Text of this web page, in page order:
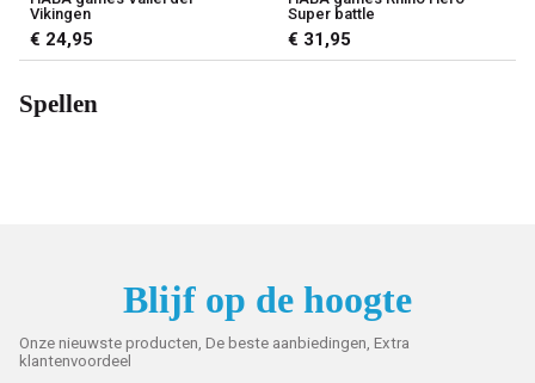
Vikingen
€ 24,95
Super battle
€ 31,95
Spellen
Blijf op de hoogte
Onze nieuwste producten, De beste aanbiedingen, Extra
klantenvoordeel